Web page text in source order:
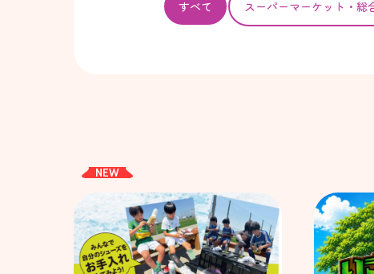
すべて スーパーマーケット・ 総
NEW